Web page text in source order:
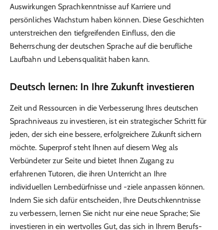
Auswirkungen Sprachkenntnisse auf Karriere und
persönliches Wachstum haben können. Diese Geschichten
unterstreichen den tiefgreifenden Einfluss, den die
Beherrschung der deutschen Sprache auf die berufliche
Laufbahn und Lebensqualität haben kann.
Deutsch lernen: In Ihre Zukunft investieren
Zeit und Ressourcen in die Verbesserung Ihres deutschen
Sprachniveaus zu investieren, ist ein strategischer Schritt für
jeden, der sich eine bessere, erfolgreichere Zukunft sichern
möchte. Superprof steht Ihnen auf diesem Weg als
Verbündeter zur Seite und bietet Ihnen Zugang zu
erfahrenen Tutoren, die ihren Unterricht an Ihre
individuellen Lernbedürfnisse und -ziele anpassen können.
Indem Sie sich dafür entscheiden, Ihre Deutschkenntnisse
zu verbessern, lernen Sie nicht nur eine neue Sprache; Sie
investieren in ein wertvolles Gut, das sich in Ihrem Berufs-